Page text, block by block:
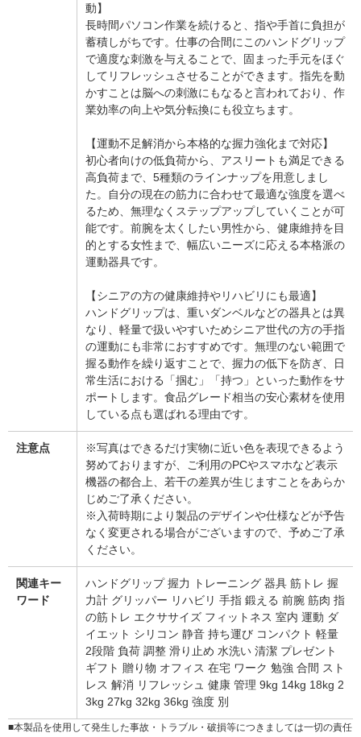
動】
長時間パソコン作業を続けると、指や手首に負担が
蓄積しがちです。仕事の合間にこのハンドグリップ
で適度な刺激を与えることで、固まった手元をほぐ
してリフレッシュさせることができます。指先を動
かすことは脳への刺激にもなると言われており、作
業効率の向上や気分転換にも役立ちます。
【運動不足解消から本格的な握力強化まで対応】
初心者向けの低負荷から、アスリートも満足できる
高負荷まで、5種類のラインナップを用意しまし
た。自分の現在の筋力に合わせて最適な強度を選べ
るため、無理なくステップアップしていくことが可
能です。前腕を太くしたい男性から、健康維持を目
的とする女性まで、幅広いニーズに応える本格派の
運動器具です。
【シニアの方の健康維持やリハビリにも最適】
ハンドグリップは、重いダンベルなどの器具とは異
なり、軽量で扱いやすいためシニア世代の方の手指
の運動にも非常におすすめです。無理のない範囲で
握る動作を繰り返すことで、握力の低下を防ぎ、日
常生活における「掴む」「持つ」といった動作をサ
ポートします。食品グレード相当の安心素材を使用
している点も選ばれる理由です。
注意点
※写真はできるだけ実物に近い色を表現できるよう
努めておりますが、ご利用のPCやスマホなど表示
機器の都合上、若干の差異が生じますことをあらか
じめご了承ください。
※入荷時期により製品のデザインや仕様などが予告
なく変更される場合がございますので、予めご了承
ください。
関連キー
ワード
ハンドグリップ 握力 トレーニング 器具 筋トレ 握
力計 グリッパー リハビリ 手指 鍛える 前腕 筋肉 指
の筋トレ エクササイズ フィットネス 室内 運動 ダ
イエット シリコン 静音 持ち運び コンパクト 軽量
2段階 負荷 調整 滑り止め 水洗い 清潔 プレゼント
ギフト 贈り物 オフィス 在宅 ワーク 勉強 合間 スト
レス 解消 リフレッシュ 健康 管理 9kg 14kg 18kg 2
3kg 27kg 32kg 36kg 強度 別
■本製品を使用して発生した事故・トラブル・破損等につきましては一切の責任